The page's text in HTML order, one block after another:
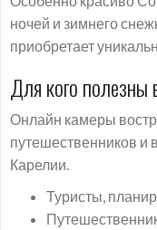
ночей и зимнего
приобретает
Для кого полезны
Онлайн камеры
путешественников и
Карелии.
Туристы,